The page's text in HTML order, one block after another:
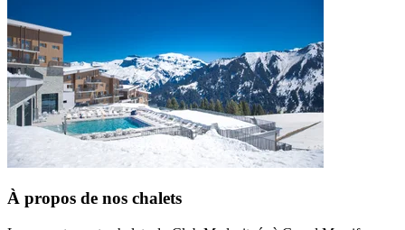
À propos de nos chalets